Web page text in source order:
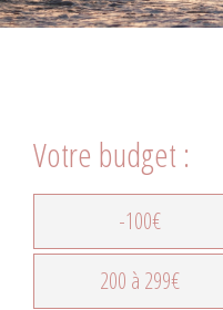
Votre budget :
-100€
200 à 299€